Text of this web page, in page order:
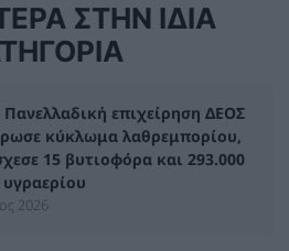
ΣΤΗΝ ΙΔΙΑ
επιχείρηση ΔΕΟΣ
κύκλωμα λαθρεμπορίου,
15 βυτιοφόρα και 293.000
2026